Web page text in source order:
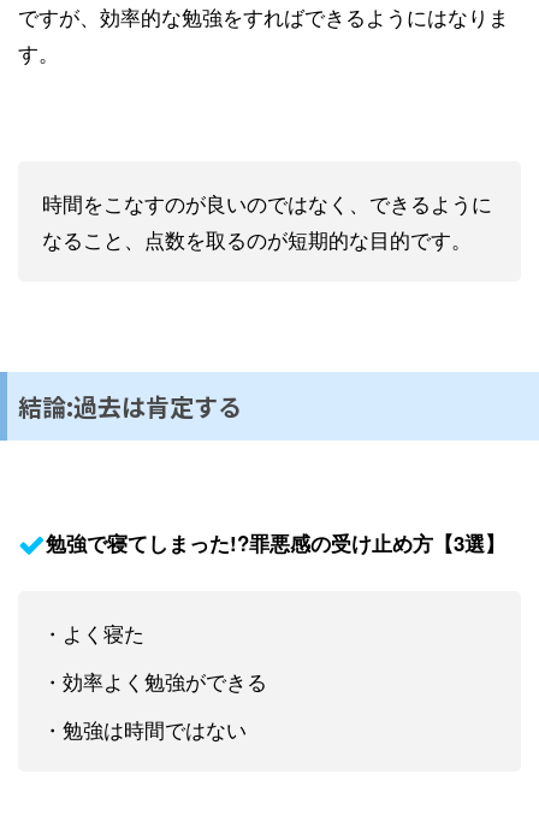
ですが、効率的な勉強をすればできるようにはなりま
す。
時間をこなすのが良いのではなく、できるように
なること、点数を取るのが短期的な目的です。
結論:過去は肯定する
勉強で寝てしまった!?罪悪感の受け止め方【3選】
・よく寝た
・効率よく勉強ができる
・勉強は時間ではない